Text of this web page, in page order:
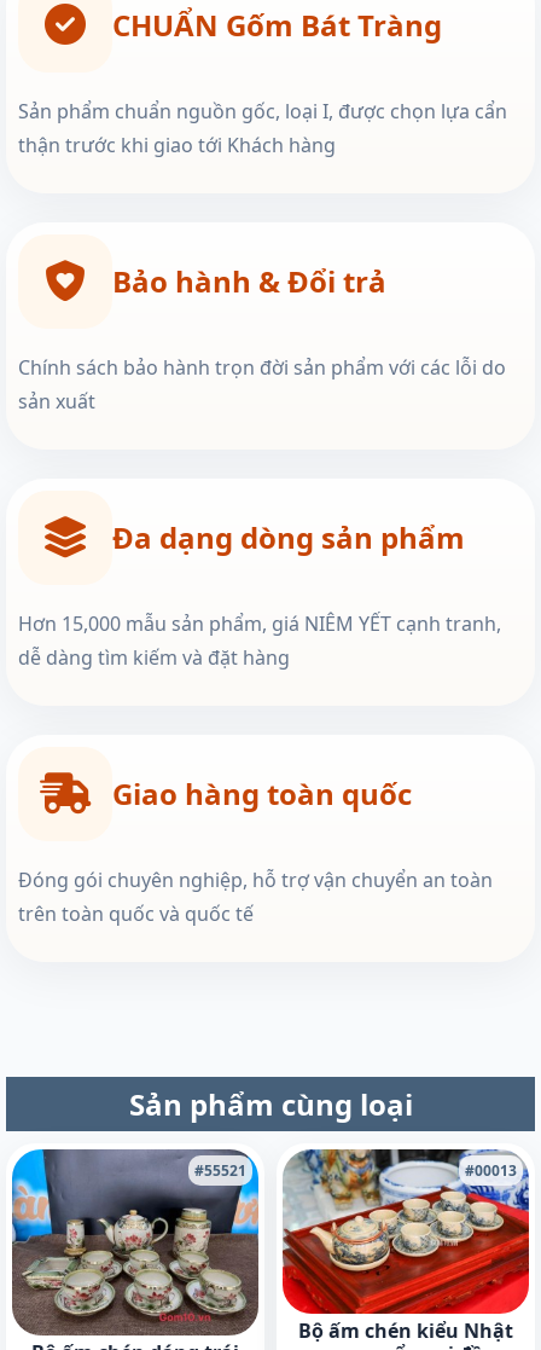
CHUẨN Gốm Bát Tràng
Sản phẩm chuẩn nguồn gốc, loại I, được chọn lựa cẩn
thận trước khi giao tới Khách hàng
Bảo hành & Đổi trả
Chính sách bảo hành trọn đời sản phẩm với các lỗi do
sản xuất
Đa dạng dòng sản phẩm
Hơn 15,000 mẫu sản phẩm, giá NIÊM YẾT cạnh tranh,
dễ dàng tìm kiếm và đặt hàng
Giao hàng toàn quốc
Đóng gói chuyên nghiệp, hỗ trợ vận chuyển an toàn
trên toàn quốc và quốc tế
Sản phẩm cùng loại
#55521 #00013
Bộ ấm chén kiểu Nhật